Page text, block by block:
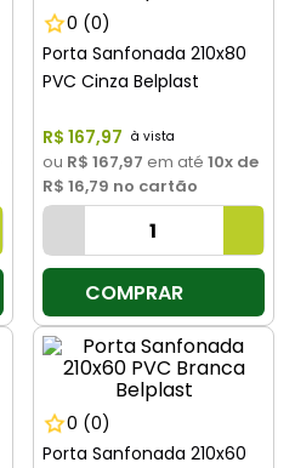
0 (0)
Porta Sanfonada 210x80
PVC Cinza Belplast
R$ 167,97
ou R$ 167,97 em até 10x de
R$ 16,79 no cartão
COMPRAR
0 (0)
Porta Sanfonada 210x60